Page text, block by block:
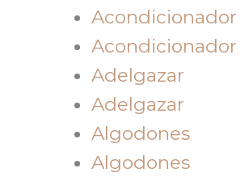
Acondicionador
Acondicionador
Adelgazar
Adelgazar
Algodones
Algodones